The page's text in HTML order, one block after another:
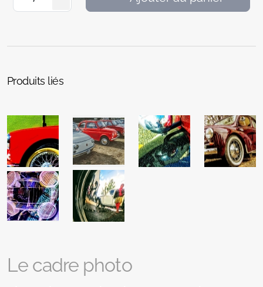
Produits liés
Le cadre photo